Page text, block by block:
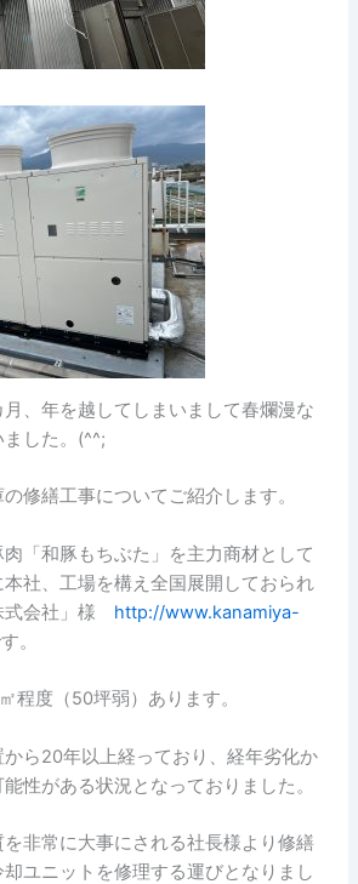
、年を越してしまいまして春爛漫な
した。(^^;
修繕工事についてご紹介します。
「和豚もちぶた」を主力商材として
社、工場を構え全国展開しておられ
式会社」様 http://www.kanamiya-
。
程度（50坪弱）あります。
ら20年以上経っており、経年劣化か
性がある状況となっておりました。
非常に大事にされる社長様より修繕
ユニットを修理する運びとなりまし